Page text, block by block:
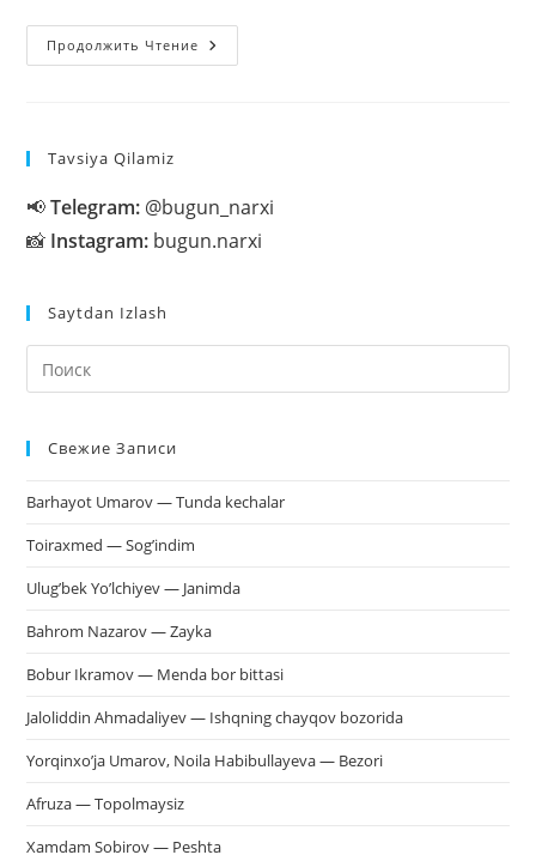
Продолжить Чтение Magistraturaga
Topshirganlar
Tavsiya Qilamiz
📢Telegram: @bugun_narxi
📸 Instagram: bugun.narxi
Saytdan Izlash
Свежие Записи
Barhayot Umarov — Tunda kechalar
Toiraxmed — Sog’indim
Ulug’bek Yo’lchiyev — Janimda
Bahrom Nazarov — Zayka
Bobur Ikramov — Menda bor bittasi
Jaloliddin Ahmadaliyev — Ishqning chayqov bozorida
Yorqinxo’ja Umarov, Noila Habibullayeva — Bezori
Afruza — Topolmaysiz
Xamdam Sobirov — Peshta